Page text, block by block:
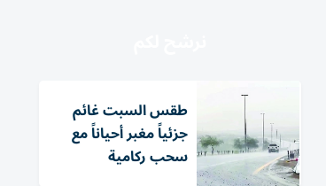
طقس السبت غائم
جزئياً مغبر أحياناً مع
سحب ركامية